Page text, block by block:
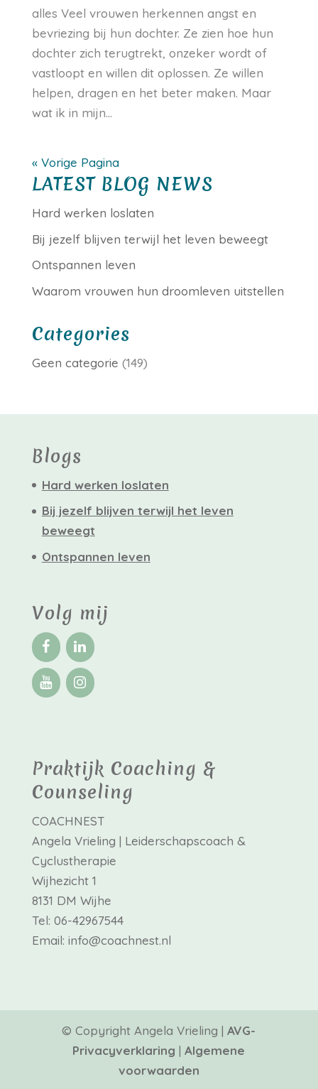
alles Veel vrouwen herkennen angst en
bevriezing bij hun dochter. Ze zien hoe hun
dochter zich terugtrekt, onzeker wordt of
vastloopt en willen dit oplossen. Ze willen
helpen, dragen en het beter maken. Maar
wat ik in mijn...
« Vorige Pagina
LATEST BLOG NEWS
Hard werken loslaten
Bij jezelf blijven terwijl het leven beweegt
Ontspannen leven
Waarom vrouwen hun droomleven uitstellen
Categories
Geen categorie (149)
Blogs
Hard werken loslaten
Bij jezelf blijven terwijl het leven
beweegt
Ontspannen leven
Volg mij
Praktijk Coaching &
Counseling
COACHNEST
Angela Vrieling | Leiderschapscoach &
Cyclustherapie
Wijhezicht 1
8131 DM Wijhe
Tel: 06-42967544
Email: info@coachnest.nl
© Copyright Angela Vrieling |AVG-
Privacyverklaring|Algemene
voorwaarden